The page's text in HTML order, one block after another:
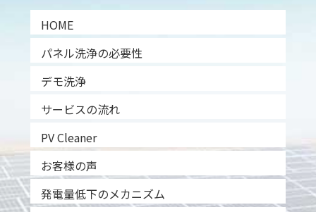
HOME
パネル洗浄の必要性
デモ洗浄
サービスの流れ
PV Cleaner
お客様の声
発電量低下のメカニズム